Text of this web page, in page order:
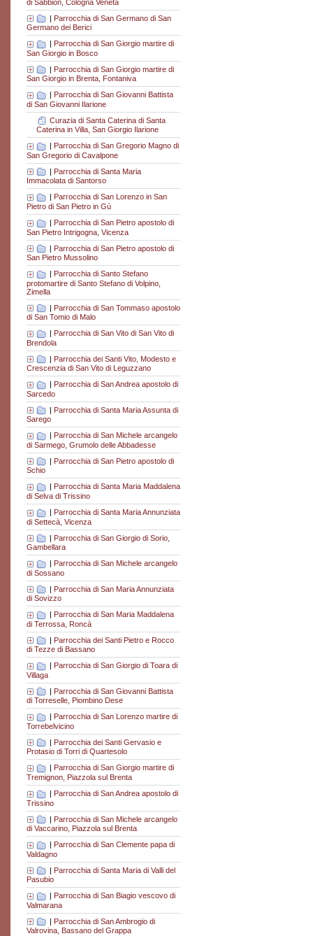
di Sabbion, Cologna Veneta
| Parrocchia di San Germano di San
Germano dei Berici
| Parrocchia di San Giorgio martire di
San Giorgio in Bosco
| Parrocchia di San Giorgio martire di
San Giorgio in Brenta, Fontaniva
Parrocchia di San Giovanni Battista
di San Giovanni Ilarione
Curazia di Santa Caterina di Santa
Caterina in Villa, San Giorgio Ilarione
Parrocchia di San Gregorio Magno di
San Gregorio di Cavalpone
| Parrocchia di Santa Maria
Immacolata di Santorso
Parrocchia di San Lorenzo in San
Pietro di San Pietro in Gù
| Parrocchia di San Pietro apostolo di
San Pietro Intrigogna, Vicenza
| Parrocchia di San Pietro apostolo di
San Pietro Mussolino
| Parrocchia di Santo Stefano
protomartire di Santo Stefano di Volpino,
Zimella
| Parrocchia di San Tommaso apostolo
di San Tomio di Malo
| Parrocchia di San Vito di San Vito di
Brendola
| Parrocchia dei Santi Vito, Modesto e
Crescenzia di San Vito di Leguzzano
Parrocchia di San Andrea apostolo di
Sarcedo
| Parrocchia di Santa Maria Assunta di
Sarego
Parrocchia di San Michele arcangelo
di Sarmego, Grumolo delle Abbadesse
| Parrocchia di San Pietro apostolo di
Schio
Parrocchia di Santa Maria Maddalena
di Selva di Trissino
| Parrocchia di Santa Maria Annunziata
di Settecà, Vicenza
| Parrocchia di San Giorgio di Sorio,
Gambellara
| Parrocchia di San Michele arcangelo
di Sossano
| Parrocchia di San Maria Annunziata
di Sovizzo
| Parrocchia di San Maria Maddalena
di Terrossa, Roncà
| Parrocchia dei Santi Pietro e Rocco
di Tezze di Bassano
Parrocchia di San Giorgio di Toara di
Villaga
| Parrocchia di San Giovanni Battista
di Torreselle, Piombino Dese
Parrocchia di San Lorenzo martire di
Torrebelvicino
| Parrocchia dei Santi Gervasio e
Protasio di Torri di Quartesolo
Parrocchia di San Giorgio martire di
Tremignon, Piazzola sul Brenta
| Parrocchia di San Andrea apostolo di
Trissino
| Parrocchia di San Michele arcangelo
di Vaccarino, Piazzola sul Brenta
| Parrocchia di San Clemente papa di
Valdagno
| Parrocchia di Santa Maria di Valli del
Pasubio
| Parrocchia di San Biagio vescovo di
Valmarana
| Parrocchia di San Ambrogio di
Valrovina, Bassano del Grappa